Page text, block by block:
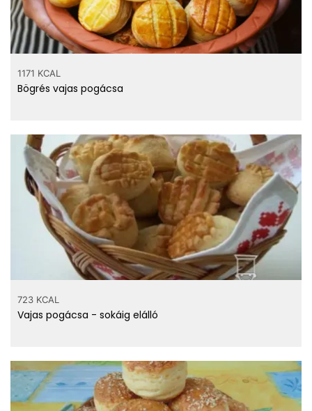
1171 KCAL
Bögrés vajas pogácsa
723 KCAL
Vajas pogácsa - sokáig elálló